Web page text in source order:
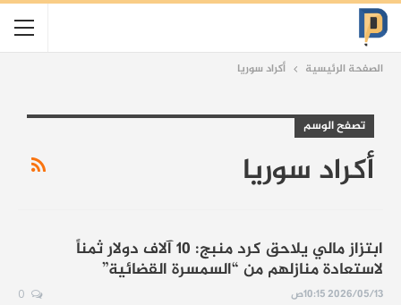
الصفحة الرئيسية أكراد سوريا
تصفح الوسم
أكراد سوريا
ابتزاز مالي يلاحق كرد منبج: 10 آلاف دولار ثمناً
لاستعادة منازلهم من “السمسرة القضائية”
2026/05/13 10:15ص